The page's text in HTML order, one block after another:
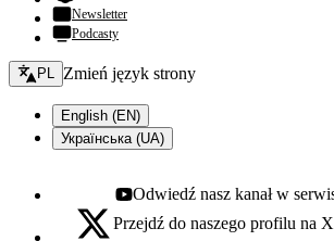
Newsletter
Podcasty
Zmień język - bieżący:
PL Zmień język strony
English (EN)
Українська (UA)
Youtube - otwiera się w nowej karcie
Odwiedź nasz kanał w
X - otwiera się w nowej karcie
Przejdź do naszego profilu na